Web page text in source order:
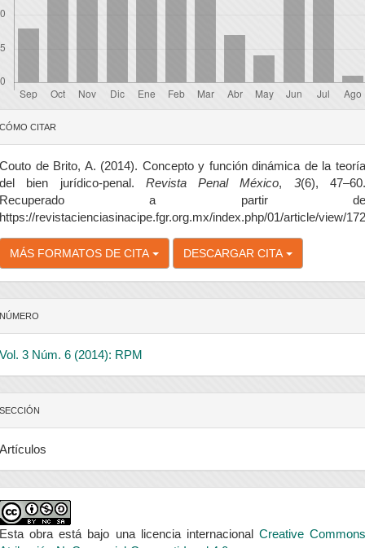
CÓMO CITAR
Couto de Brito, A. (2014). Concepto y función dinámica de la teoría
del bien jurídico-penal. Revista Penal México, 3(6),
Recuperado a partir de
https://revistacienciasinacipe.fgr.org.mx/index.php/01/article/view/172
MÁS FORMATOS DE CITA DESCARGAR CITA
NÚMERO
Vol. 3 Núm. 6 (2014): RPM
SECCIÓN
Artículos
Esta obra está bajo una licencia internacional Creative Commons